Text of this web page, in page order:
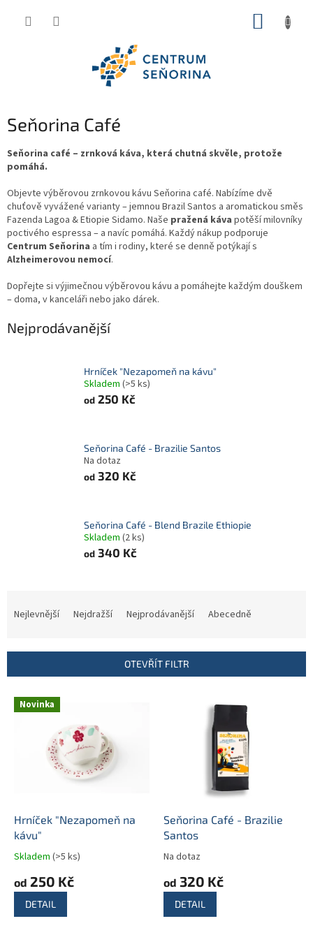
Seňorina Café
Seňorina café – zrnková káva, která chutná skvěle, protože
pomáhá.
Objevte výběrovou zrnkovou kávu Seňorina café. Nabízíme dvě
chuťově vyvážené varianty – jemnou Brazil Santos a aromatickou směs
Fazenda Lagoa & Etiopie Sidamo. Naše pražená káva potěší milovníky
poctivého espressa – a navíc pomáhá. Každý nákup podporuje
Centrum Seňorina a tím i rodiny, které se denně potýkají s
Alzheimerovou nemocí.
Dopřejte si výjimečnou výběrovou kávu a pomáhejte každým douškem
– doma, v kanceláři nebo jako dárek.
Nejprodávanější
Hrníček "Nezapomeň na kávu"
Skladem (>5 ks)
od 250 Kč
Seňorina Café - Brazilie Santos
Na dotaz
od 320 Kč
Seňorina Café - Blend Brazile Ethiopie
Skladem (2 ks)
od 340 Kč
í
Nejlevnější Nejdražší Nejprodávanější Abecedně
OTEVŘÍT FILTR
V Novinka
Hrníček "Nezapomeň na
kávu"
Skladem (>5 ks)
od 250 Kč
DETAIL
Seňorina Café - Brazilie
Santos
Na dotaz
od 320 Kč
DETAIL